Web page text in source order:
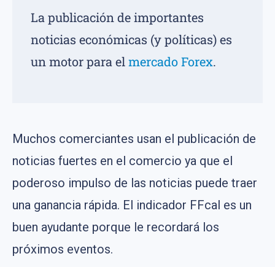
La publicación de importantes
noticias económicas (y políticas) es
un motor para elmercado Forex.
Muchos comerciantes usan el publicación de
noticias fuertes en el comercio ya que el
poderoso impulso de las noticias puede traer
una ganancia rápida. El indicador FFcal es un
buen ayudante porque le recordará los
próximos eventos.